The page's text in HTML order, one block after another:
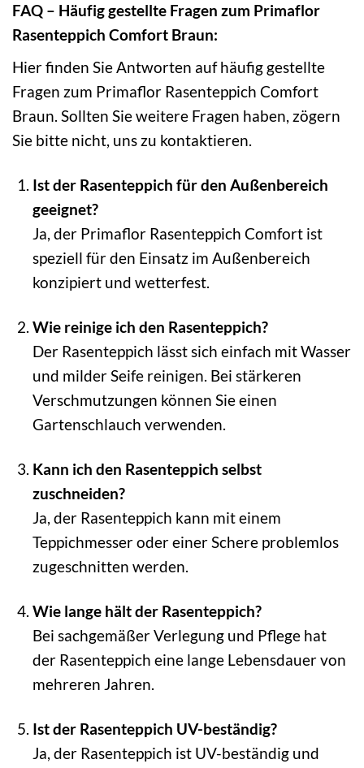
FAQ – Häufig gestellte Fragen zum Primaflor
Rasenteppich Comfort Braun:
Hier finden Sie Antworten auf häufig gestellte
Fragen zum Primaflor Rasenteppich Comfort
Braun. Sollten Sie weitere Fragen haben, zögern
Sie bitte nicht, uns zu kontaktieren.
Ist der Rasenteppich für den Außenbereich
geeignet?
Ja, der Primaflor Rasenteppich Comfort ist
speziell für den Einsatz im Außenbereich
konzipiert und wetterfest.
Wie reinige ich den Rasenteppich?
Der Rasenteppich lässt sich einfach mit Wasser
und milder Seife reinigen. Bei stärkeren
Verschmutzungen können Sie einen
Gartenschlauch verwenden.
Kann ich den Rasenteppich selbst
zuschneiden?
Ja, der Rasenteppich kann mit einem
Teppichmesser oder einer Schere problemlos
zugeschnitten werden.
Wie lange hält der Rasenteppich?
Bei sachgemäßer Verlegung und Pflege hat
der Rasenteppich eine lange Lebensdauer von
mehreren Jahren.
Ist der Rasenteppich UV-beständig?
Ja, der Rasenteppich ist UV-beständig und